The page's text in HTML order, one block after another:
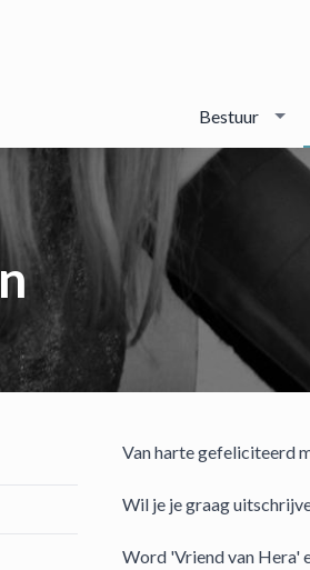
Bestuur
Van harte gefeliciteerd
Wil je je graag
Word 'Vriend van Hera'